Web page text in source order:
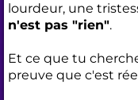
lourdeur, une
n'est pas "rien".
Et ce que tu
preuve que c'est